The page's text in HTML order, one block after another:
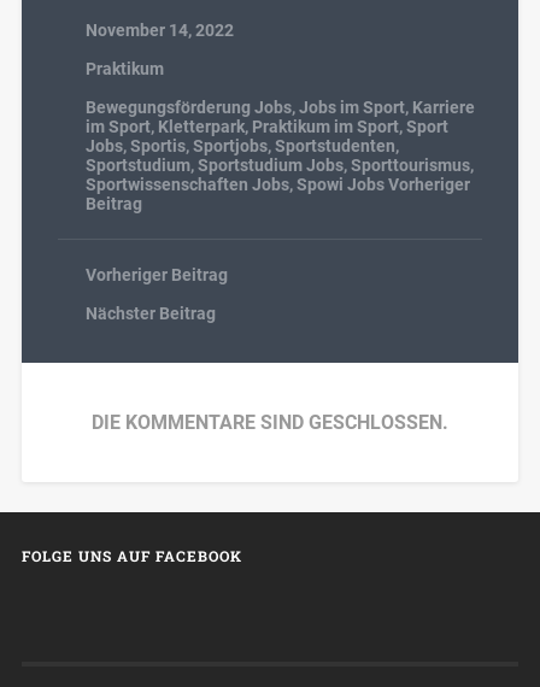
November 14, 2022
Praktikum
Bewegungsförderung Jobs,Jobs im Sport, Karriere
im Sport, Kletterpark, Praktikum im Sport,Sport
Jobs,Sportis,Sportjobs,Sportstudenten,
Sportstudium,Sportstudium Jobs,Sporttourismus,
Sportwissenschaften Jobs,Spowi Jobs Vorheriger
Beitrag
Vorheriger Beitrag
Nächster Beitrag
DIE KOMMENTARE SIND GESCHLOSSEN.
FOLGE UNS AUF FACEBOOK